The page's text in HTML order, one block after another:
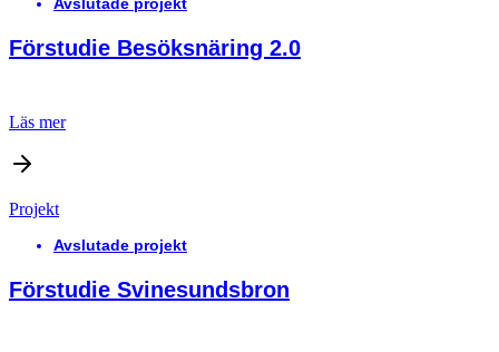
Förstudie Besöksnäring 2.0
Läs mer
Projekt
Avslutade projekt
Förstudie Svinesundsbron